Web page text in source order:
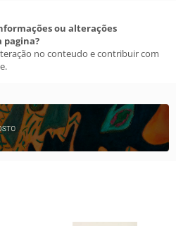
ou alterações
no conteudo e contribuir com